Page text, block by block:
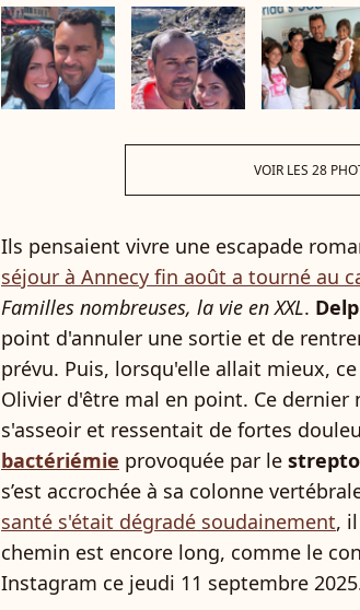
VOIR LES 28
Ils pensaient vivre une escapade
séjour à Annecy fin août a tourné au
Familles nombreuses, la vie en XXL.
point d'annuler une sortie et de
prévu. Puis, lorsqu'elle allait mieux,
Olivier d'être mal en point. Ce dernier
s'asseoir et ressentait de fortes
bactériémie provoquée par le
s’est accrochée à sa colonne
santé s'était dégradé soudainement,
chemin est encore long, comme le
Instagram ce jeudi 11 septembre